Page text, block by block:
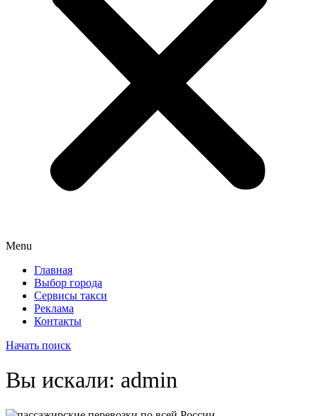
Menu
Главная
Выбор города
Сервисы такси
Реклама
Контакты
Начать поиск
Вы искали: admin